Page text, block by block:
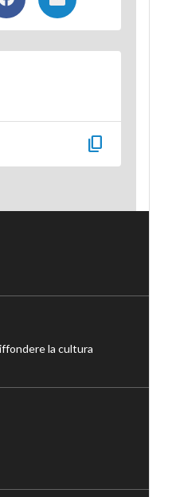
content_copy
la cultura